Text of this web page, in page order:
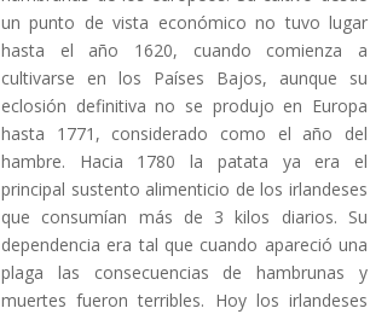
un punto de vista económico no tuvo lugar
hasta el año 1620, cuando comienza a
cultivarse en los Países Bajos, aunque su
eclosión definitiva no se produjo en Europa
hasta 1771, considerado como el año del
hambre. Hacia 1780 la patata ya era el
principal sustento alimenticio de los irlandeses
que consumían más de 3 kilos diarios. Su
dependencia era tal que cuando apareció una
plaga las consecuencias de hambrunas y
muertes fueron terribles. Hoy los irlandeses